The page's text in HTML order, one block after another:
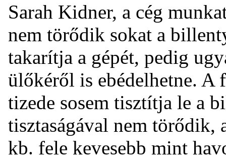
Sarah Kidner, a cég
nem törődik sokat a
takarítja a gépét, pedig
ülőkéről is ebédelhetne. A
tizede sosem tisztítja le a
tisztaságával nem törődik,
kb. fele kevesebb mint